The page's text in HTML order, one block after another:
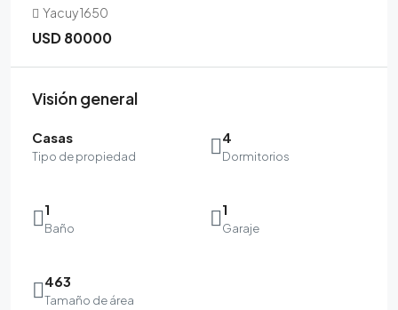
Yacuy 1650
USD 80000
Visión general
Casas
Tipo de propiedad
4
Dormitorios
1
Baño
1
Garaje
463
Tamaño de área